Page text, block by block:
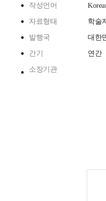
작성언어
자료형태 학술
발행국 대한
간기 연간
소장기관